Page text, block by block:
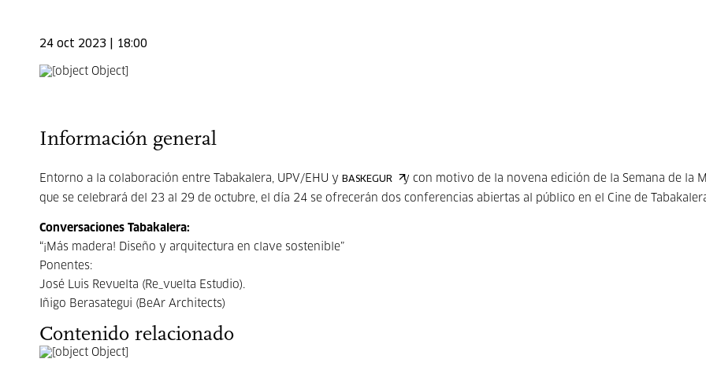
24 oct 2023 | 18:00
Información general
Entorno a la colaboración entre Tabakalera, UPV/EHU y BASKEGUR
y con motivo de la novena edición de la Semana de la
que se celebrará del 23 al 29 de octubre, el día 24 se ofrecerán dos conferencias abiertas al público en el Cine de
Conversaciones Tabakalera:
“¡Más madera! Diseño y arquitectura en clave sostenible”
Ponentes:
José Luis Revuelta (Re_vuelta Estudio).
Iñigo Berasategui (BeAr Architects)
Contenido relacionado